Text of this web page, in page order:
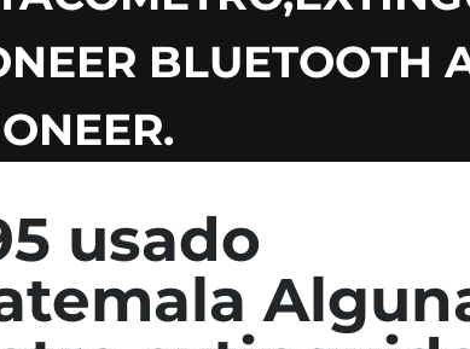
BLUETOOTH
usado